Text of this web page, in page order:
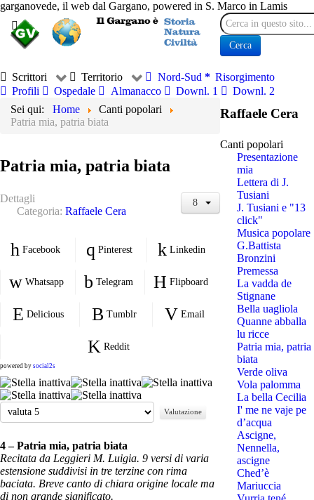
garganovede, il web dal Gargano, powered in S. Marco in Lamis
Cerca
Cerca
Scrittori Territorio Nord-Sud
Risorgimento
Profili
Ospedale Almanacco Downl. 1
Downl. 2
Sei qui:
Home
Canti popolari
Patria mia, patria biata
Patria mia, patria biata
Dettagli
Categoria: Raffaele Cera
Facebook Pinterest Linkedin
Whatsapp Telegram Flipboard
Delicious Tumblr Email
Reddit
powered by social2s
Valuta
4 – Patria mia, patria biata
Recitata da Leggieri M. Luigia. 9 versi di varia
estensione suddivisi in tre terzine con rima
baciata. Breve canto di chiara origine locale ma
di non grande significato.
Raffaele Cera
Canti popolari
Presentazione
mia
Lettera di J.
Tusiani
J. Tusiani e "13
click"
Musica popolare
G.Battista
Bronzini
Premessa
La vadda de
Stignane
Bella uagliola
Quanne abballa
lu ricce
Patria mia, patria
biata
Verde oliva
Vola palomma
La bella Cecilia
I' me ne vaje pe
d’acqua
Ascigne,
Nennella,
ascigne
Ched’è
Mariuccia